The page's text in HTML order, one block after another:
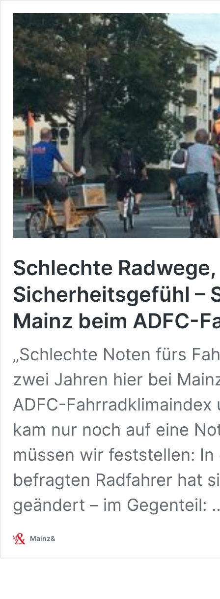
Schlechte
Sicherheitsgefühl –
Mainz beim ADFC-
„Schlechte Noten fürs
zwei Jahren hier bei
ADFC-
kam nur noch auf eine
müssen wir feststellen:
befragten Radfahrer hat
geändert – im Gegenteil:
Mainz&